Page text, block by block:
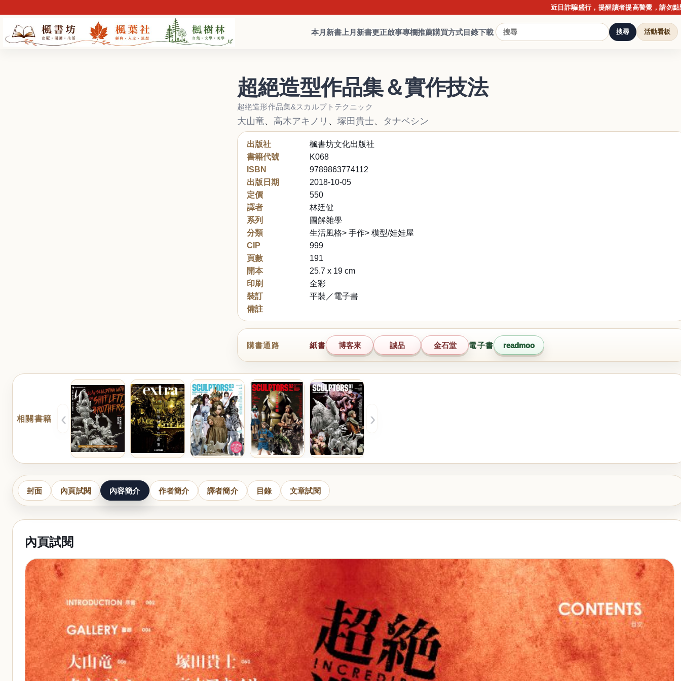
近日詐騙盛行，提醒讀者提高警覺，請勿點擊不明連
本月新書 上月新書更正啟事專欄推薦購買方式目錄下載 搜尋 活動看板
超絕造型作品集＆實作技法
超絶造形作品集&スカルプトテクニック
大山竜、 高木アキノリ 、 塚田貴士、 タナベシン
出版社
楓書坊文化出版社
書籍代號
K068
ISBN
9789863774112
出版日期
2018-10-05
定價
550
譯者
林廷健
系列
圖解雜學
分類
生活風格> 手作> 模型/娃娃屋
CIP
999
頁數
191
開本
25.7 x 19 cm
印刷
全彩
裝訂
平裝／電子書
備註
購書通路 紙書 博客來 誠品 金石堂 電子書 readmoo
相關書籍 ‹ ›
封面 內頁試閱 內容簡介 作者簡介 譯者簡介 目錄 文章試閱
內頁試閱